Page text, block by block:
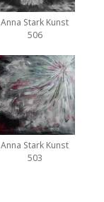
Anna Stark Kunst
506
Anna Stark Kunst
503